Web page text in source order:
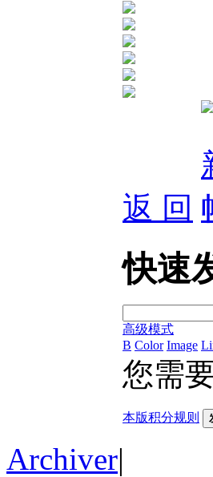
返 回
快速
高级模式
B Color Image
您需
本版积分规则
Archiver|